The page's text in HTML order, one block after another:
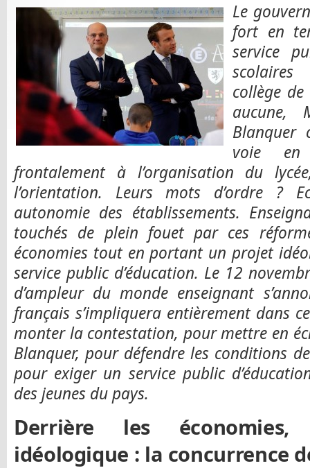
Le
fort en
service
collège
aucune,
Blanquer
voie en
frontalement à l’organisation du
l’orientation. Leurs mots d’ordre ?
autonomie des établissements.
touchés de plein fouet par ces
économies tout en portant un projet
service public d’éducation. Le 12
d’ampleur du monde enseignant
français s’impliquera entièrement dans
monter la contestation, pour mettre en
Blanquer, pour défendre les conditions
pour exiger un service public
des jeunes du pays.
Derrière les
idéologique : la concurrence